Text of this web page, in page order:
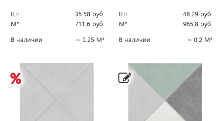
Шт 35.58 руб.
М²
711,6 руб.
В наличии
~ 1.25 М²
Шт 48.29 руб.
М²
965,8 руб.
В наличии
~ 0.2 М²